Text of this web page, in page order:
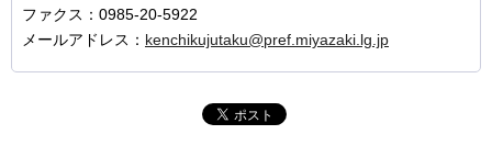
ファクス：0985-20-5922
メールアドレス： kenchikujutaku@pref.miyazaki.lg.jp